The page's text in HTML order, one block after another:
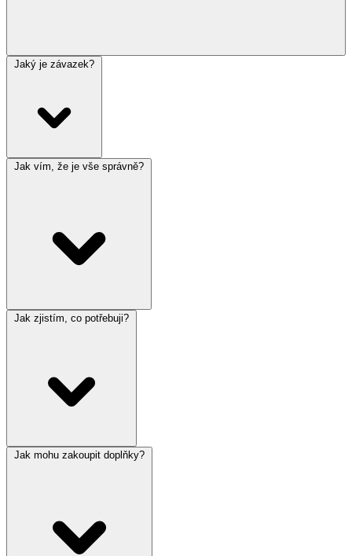
Jaký je závazek?
Jak vím, že je vše správně?
Jak zjistím, co potřebuji?
Jak mohu zakoupit doplňky?